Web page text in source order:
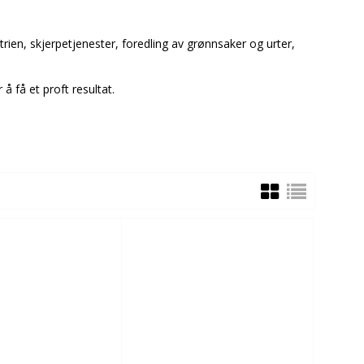
skjerpetjenester, foredling av grønnsaker og urter,
å få et proft resultat.